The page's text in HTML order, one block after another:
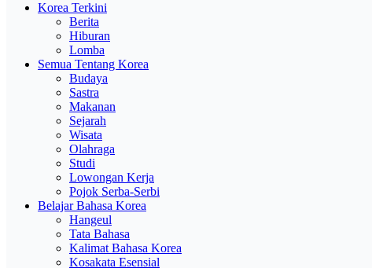
Korea Terkini
Berita
Hiburan
Lomba
Semua Tentang Korea
Budaya
Sastra
Makanan
Sejarah
Wisata
Olahraga
Studi
Lowongan Kerja
Pojok Serba-Serbi
Belajar Bahasa Korea
Hangeul
Tata Bahasa
Kalimat Bahasa Korea
Kosakata Esensial